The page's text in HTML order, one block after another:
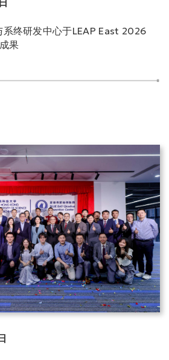
终研发中心于LEAP East 2026
果